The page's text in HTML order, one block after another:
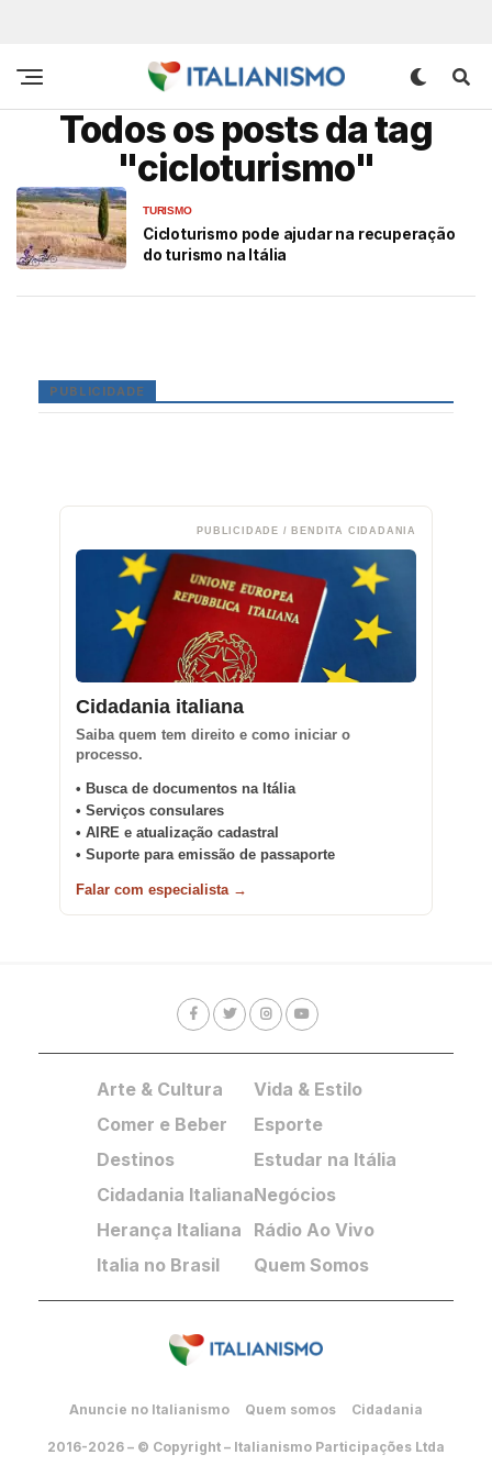
Todos os posts da tag
"cicloturismo"
TURISMO
Cicloturismo pode ajudar na recuperação
do turismo na Itália
PUBLICIDADE
PUBLICIDADE / BENDITA CIDADANIA
Cidadania italiana
Saiba quem tem direito e como iniciar o
processo.
• Busca de documentos na Itália
• Serviços consulares
• AIRE e atualização cadastral
• Suporte para emissão de passaporte
Falar com especialista →
Arte & Cultura
Comer e Beber
Destinos
Cidadania Italiana
Herança Italiana
Italia no Brasil
Vida & Estilo
Esporte
Estudar na Itália
Negócios
Rádio Ao Vivo
Quem Somos
Anuncie no Italianismo Quem somos Cidadania
2016-2026 – © Copyright – Italianismo Participações Ltda